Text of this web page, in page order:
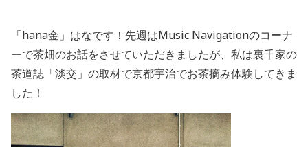
「hana金」はなです！先週はMusic Navigationのコーナ
ーで茶畑のお話をさせていただきましたが、私は裏千家の
茶道誌「淡交」の取材で京都宇治でお茶摘み体験してきま
した！